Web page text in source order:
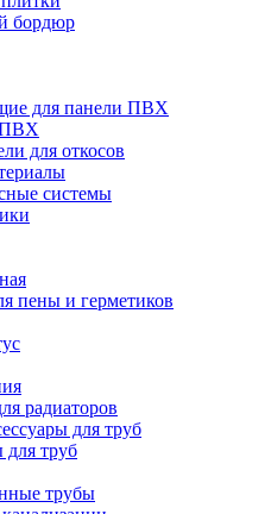
бордюр
для панели ПВХ
ПВХ
для откосов
системы
пены и герметиков
радиаторов
для труб
труб
трубы